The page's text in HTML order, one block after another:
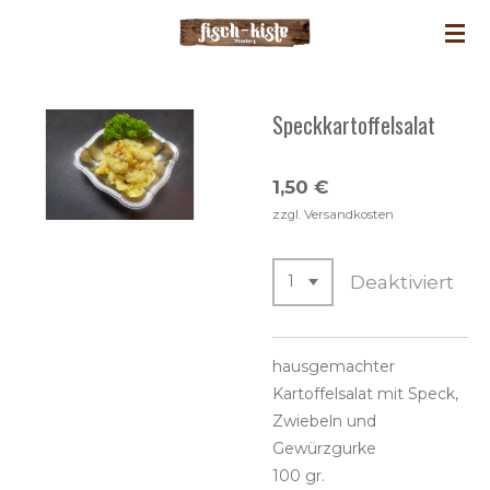
Speckkartoffelsalat
1,50 €
zzgl. Versandkosten
Deaktiviert
hausgemachter
Kartoffelsalat mit Speck,
Zwiebeln und
Gewürzgurke
100 gr.